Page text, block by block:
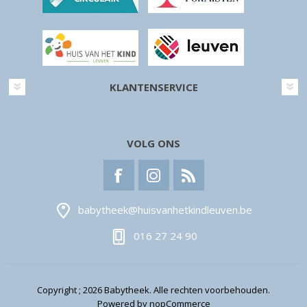
KLANTENSERVICE
VOLG ONS
babytheek@huisvanhetkindleuven.be
016 27 24 90
Copyright ; 2026 Babytheek. Alle rechten voorbehouden.
Powered bynopCommerce